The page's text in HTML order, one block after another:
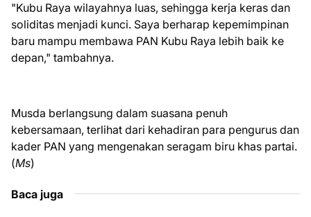
"Kubu Raya wilayahnya luas, sehingga kerja keras dan
soliditas menjadi kunci. Saya berharap kepemimpinan
baru mampu membawa PAN Kubu Raya lebih baik ke
depan," tambahnya.
Musda berlangsung dalam suasana penuh
kebersamaan, terlihat dari kehadiran para pengurus dan
kader PAN yang mengenakan seragam biru khas partai.
(Ms)
Baca juga